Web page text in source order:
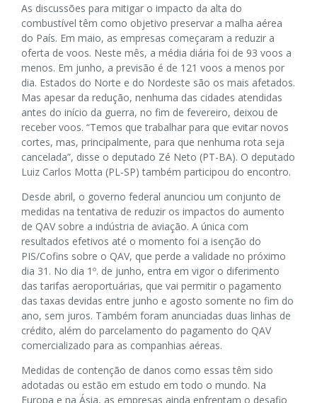
As discussões para mitigar o impacto da alta do
combustível têm como objetivo preservar a malha aérea
do País. Em maio, as empresas começaram a reduzir a
oferta de voos. Neste mês, a média diária foi de 93 voos a
menos. Em junho, a previsão é de 121 voos a menos por
dia. Estados do Norte e do Nordeste são os mais afetados.
Mas apesar da redução, nenhuma das cidades atendidas
antes do início da guerra, no fim de fevereiro, deixou de
receber voos. “Temos que trabalhar para que evitar novos
cortes, mas, principalmente, para que nenhuma rota seja
cancelada”, disse o deputado Zé Neto (PT-BA). O deputado
Luiz Carlos Motta (PL-SP) também participou do encontro.
Desde abril, o governo federal anunciou um conjunto de
medidas na tentativa de reduzir os impactos do aumento
de QAV sobre a indústria de aviação. A única com
resultados efetivos até o momento foi a isenção do
PIS/Cofins sobre o QAV, que perde a validade no próximo
dia 31. No dia 1º. de junho, entra em vigor o diferimento
das tarifas aeroportuárias, que vai permitir o pagamento
das taxas devidas entre junho e agosto somente no fim do
ano, sem juros. Também foram anunciadas duas linhas de
crédito, além do parcelamento do pagamento do QAV
comercializado para as companhias aéreas.
Medidas de contenção de danos como essas têm sido
adotadas ou estão em estudo em todo o mundo. Na
Europa e na Ásia, as empresas ainda enfrentam o desafio